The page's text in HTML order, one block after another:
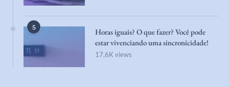
5
Horas iguais? O que fazer? Você pode
estar vivenciando uma sincronicidade!
17,6K views